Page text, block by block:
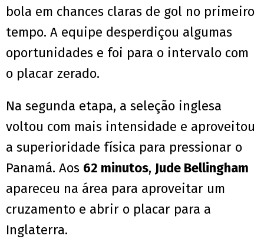
bola em chances claras de gol no primeiro
tempo. A equipe desperdiçou algumas
oportunidades e foi para o intervalo com
o placar zerado.
Na segunda etapa, a seleção inglesa
voltou com mais intensidade e aproveitou
a superioridade física para pressionar o
Panamá. Aos 62 minutos, Jude Bellingham
apareceu na área para aproveitar um
cruzamento e abrir o placar para a
Inglaterra.